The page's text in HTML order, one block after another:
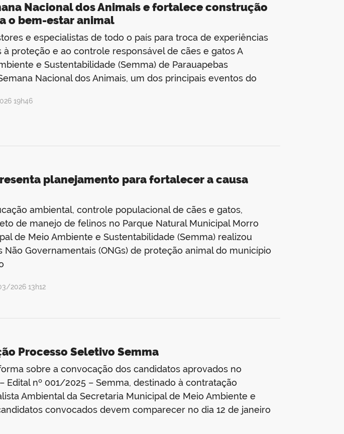
Nacional dos Animais e fortalece construção
o bem-estar animal
e especialistas de todo o país para troca de experiências
proteção e ao controle responsável de cães e gatos A
e Sustentabilidade (Semma) de Parauapebas
Nacional dos Animais, um dos principais eventos do
19h46
planejamento para fortalecer a causa
ambiental, controle populacional de cães e gatos,
de manejo de felinos no Parque Natural Municipal Morro
de Meio Ambiente e Sustentabilidade (Semma) realizou
Governamentais (ONGs) de proteção animal do município
2026 13h12
Processo Seletivo Semma
sobre a convocação dos candidatos aprovados no
Edital nº 001/2025 – Semma, destinado à contratação
Ambiental da Secretaria Municipal de Meio Ambiente e
convocados devem comparecer no dia 12 de janeiro